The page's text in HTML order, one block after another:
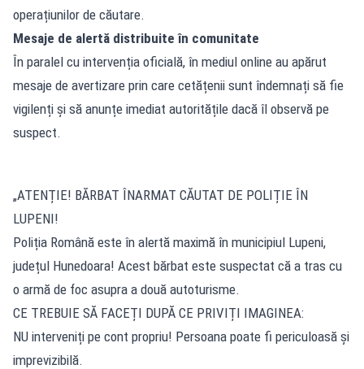
operațiunilor de căutare.
Mesaje de alertă distribuite în comunitate
În paralel cu intervenția oficială, în mediul online au apărut
mesaje de avertizare prin care cetățenii sunt îndemnați să fie
vigilenți și să anunțe imediat autoritățile dacă îl observă pe
suspect.
„ATENȚIE! BĂRBAT ÎNARMAT CĂUTAT DE POLIȚIE ÎN
LUPENI!
Poliția Română este în alertă maximă în municipiul Lupeni,
județul Hunedoara! Acest bărbat este suspectat că a tras cu
o armă de foc asupra a două autoturisme.
CE TREBUIE SĂ FACEȚI DUPĂ CE PRIVIȚI IMAGINEA:
NU interveniți pe cont propriu! Persoana poate fi periculoasă și
imprevizibilă.